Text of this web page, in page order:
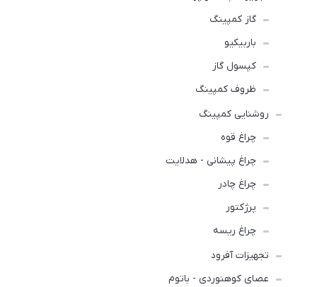
گاز کمپینگ
باربیکیو
کپسول گاز
ظروف کمپینگ
روشنایی کمپینگ
چراغ قوه
چراغ پیشانی - هدلایت
چراغ چادر
پرژکتور
چراغ ریسه
تجهیزات آفرود
عصای کوهنوردی - باتوم